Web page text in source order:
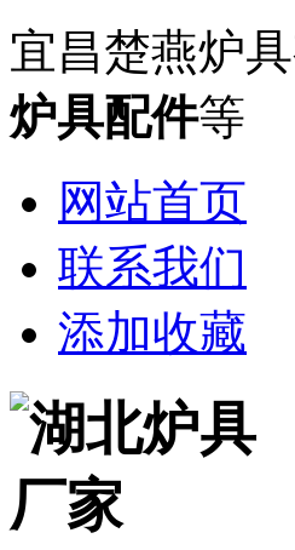
宜昌楚燕炉
炉具配件等
网站首页
联系我们
添加收藏